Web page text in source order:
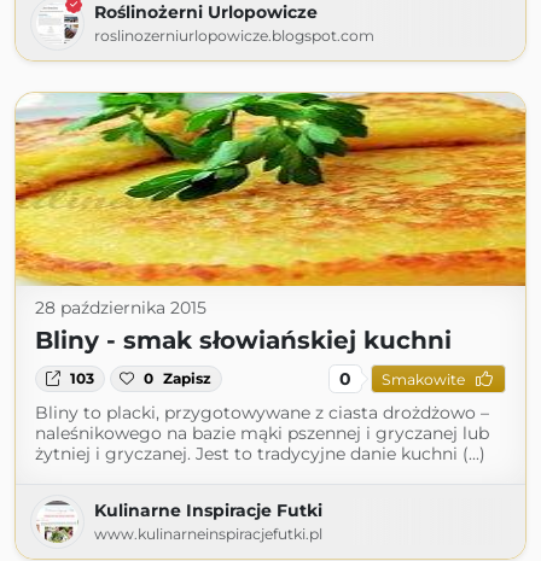
Roślinożerni Urlopowicze
roslinozerniurlopowicze.blogspot.com
28 października 2015
Bliny - smak słowiańskiej kuchni
103 0 Zapisz 0 Smakowite
Bliny to placki, przygotowywane z ciasta drożdżowo –
naleśnikowego na bazie mąki pszennej i gryczanej lub
żytniej i gryczanej. Jest to tradycyjne danie kuchni (...)
Kulinarne Inspiracje Futki
www.kulinarneinspiracjefutki.pl